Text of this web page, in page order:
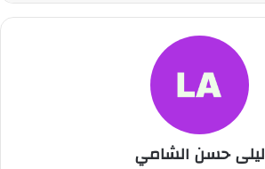
ليلى حسن الشامي